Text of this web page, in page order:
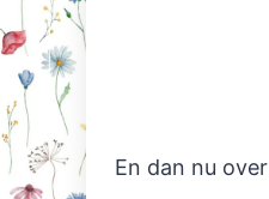
En dan nu